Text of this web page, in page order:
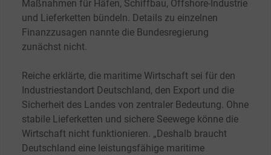
Maßnahmen für Häfen, Schiffbau, Offshore-Industrie
und Lieferketten bündeln. Details zu einzelnen
Finanzzusagen nannte die Bundesregierung
zunächst nicht.
Reiche erklärte, die maritime Wirtschaft sei für den
Industriestandort Deutschland, den Export und die
Sicherheit des Landes von zentraler Bedeutung. Ohne
stabile Lieferketten und sichere Seewege könne die
Wirtschaft nicht funktionieren. „Deshalb braucht
Deutschland eine leistungsfähige maritime